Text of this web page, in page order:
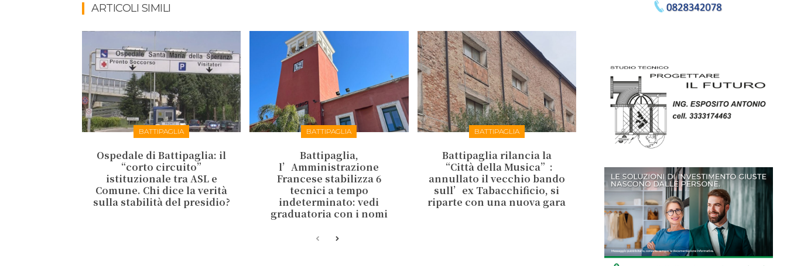
ARTICOLI SIMILI
BATTIPAGLIA
Ospedale di Battipaglia: il
“corto circuito”
istituzionale tra ASL e
Comune. Chi dice la verità
sulla stabilità del presidio?
BATTIPAGLIA
Battipaglia,
l’Amministrazione
Francese stabilizza 6
tecnici a tempo
indeterminato: vedi
graduatoria con i nomi
BATTIPAGLIA
Battipaglia rilancia la
“Città della Musica”:
annullato il vecchio bando
sull’ex Tabacchificio, si
riparte con una nuova gara